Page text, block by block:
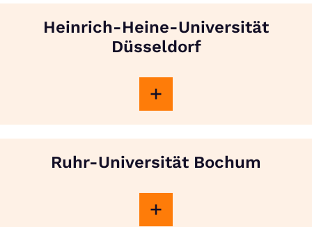
Heinrich-Heine-Universität
Düsseldorf
Ruhr-Universität Bochum